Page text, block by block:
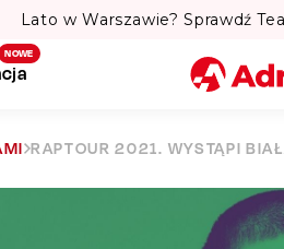
Lato w Warszawie? Sprawdź
NOWE
RAPTOUR 2021. WYSTĄPI